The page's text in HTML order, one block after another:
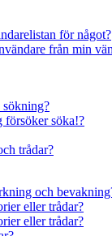
för något?
från min
försöker söka!?
trådar?
och
eller trådar?
eller trådar?